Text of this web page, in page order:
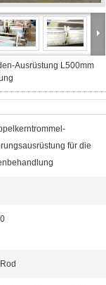
Ausrüstung L500mm
für die